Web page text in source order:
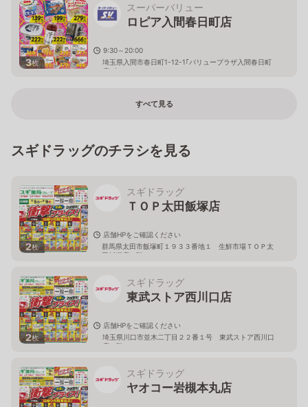
3枚
スーパーバリュー
ロピア入間春日町店
9:30～20:00
埼玉県入間市春日町1-12-1｢バリュープラザ入間春日町
店｣内
すべて見る
スギドラッグのチラシを見る
2枚
スギドラッグ
ＴＯＰ太田飯塚店
店舗HPをご確認ください
群馬県太田市飯塚町１９３３番地１ 生鮮市場ＴＯＰ太
田飯塚店１階
2枚
スギドラッグ
東武ストア西川口店
店舗HPをご確認ください
埼玉県川口市並木二丁目２２番１号 東武ストア西川口
店２階
スギドラッグ
ヤオコー岩槻本丸店